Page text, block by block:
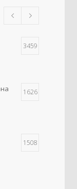
3459
1626
1508